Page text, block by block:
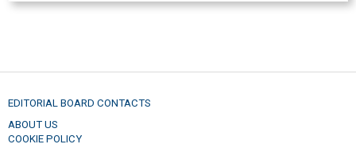
EDITORIAL BOARD CONTACTS
ABOUT US
COOKIE POLICY